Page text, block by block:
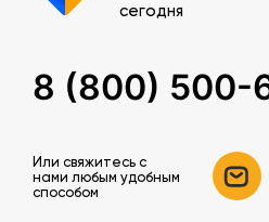
сегодня
8 (800) 500-
Или свяжитесь c
нами любым удобным
способом